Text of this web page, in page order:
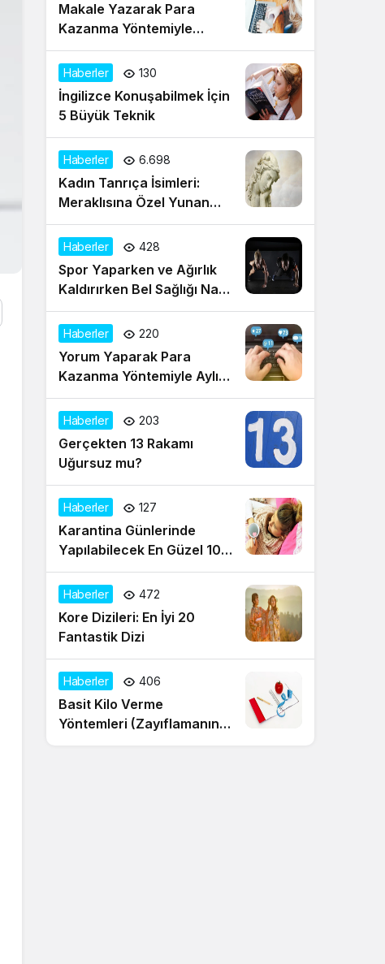
Makale Yazarak Para
Kazanma Yöntemiyle
Evden Gelir Sağlayın
Haberler 130
İngilizce Konuşabilmek İçin
5 Büyük Teknik
Haberler 6.698
Kadın Tanrıça İsimleri:
Meraklısına Özel Yunan
Mitolojisinin Tanrıçaları
Haberler 428
Spor Yaparken ve Ağırlık
Kaldırırken Bel Sağlığı Nasıl
Korunur?
Haberler 220
Yorum Yaparak Para
Kazanma Yöntemiyle Aylık
Gelir Sağlayın!
Haberler 203
Gerçekten 13 Rakamı
Uğursuz mu?
Haberler 127
Karantina Günlerinde
Yapılabilecek En Güzel 10
Aktivite
Haberler 472
Kore Dizileri: En İyi 20
Fantastik Dizi
Haberler 406
Basit Kilo Verme
Yöntemleri (Zayıflamanın